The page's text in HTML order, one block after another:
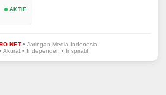
AKTIF
• Jaringan Media Indonesia
Akurat • Independen • Inspiratif